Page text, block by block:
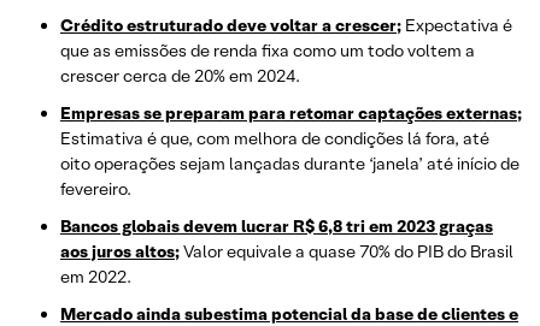
Crédito estruturado deve voltar a crescer; Expectativa é
que as emissões de renda fixa como um todo voltem a
crescer cerca de 20% em 2024.
Empresas se preparam para retomar captações externas;
Estimativa é que, com melhora de condições lá fora, até
oito operações sejam lançadas durante ‘janela’ até início de
fevereiro.
Bancos globais devem lucrar R$ 6,8 tri em 2023 graças
aos juros altos;Valor equivale a quase 70% do PIB do Brasil
em 2022.
Mercado ainda subestima potencial da base de clientes e